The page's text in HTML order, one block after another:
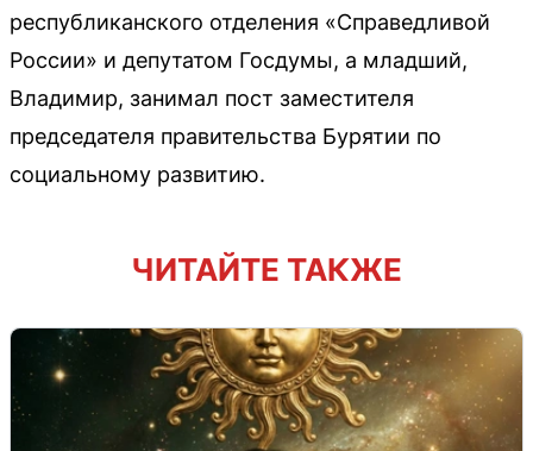
республиканского отделения «Справедливой
России» и депутатом Госдумы, а младший,
Владимир, занимал пост заместителя
председателя правительства Бурятии по
социальному развитию.
ЧИТАЙТЕ ТАКЖЕ